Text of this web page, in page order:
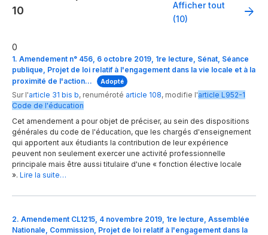
10
Afficher tout
(10)
0
1. Amendement n° 456, 6 octobre 2019, 1re lecture, Sénat, Séance
publique, Projet de loi relatif à l'engagement dans la vie locale et à la
proximité de l'action…
Adopté
Sur l'article 31 bis b, renuméroté article 108, modifie l'article L952-1
Code de l'éducation
Cet amendement a pour objet de préciser, au sein des dispositions
générales du code de l'éducation, que les chargés d'enseignement
qui apportent aux étudiants la contribution de leur expérience
peuvent non seulement exercer une activité professionnelle
principale mais être aussi titulaire d'une « fonction élective locale
». Lire la suite…
2. Amendement CL1215, 4 novembre 2019, 1re lecture, Assemblée
Nationale, Commission, Projet de loi relatif à l'engagement dans la